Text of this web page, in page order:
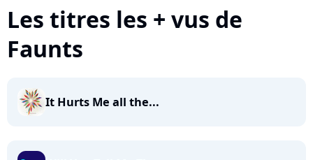
Les titres les + vus de
Faunts
It Hurts Me all the...